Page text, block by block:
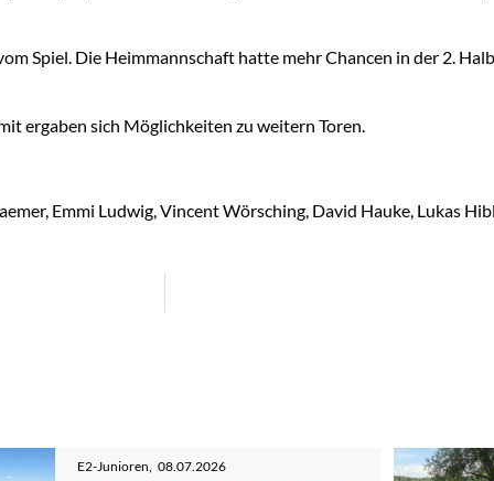
Spiel. Die Heimmannschaft hatte mehr Chancen in der 2.
ergaben sich Möglichkeiten zu weitern Toren.
Emmi Ludwig, Vincent Wörsching, David Hauke, Lukas
E2-Junioren 08.07.2026